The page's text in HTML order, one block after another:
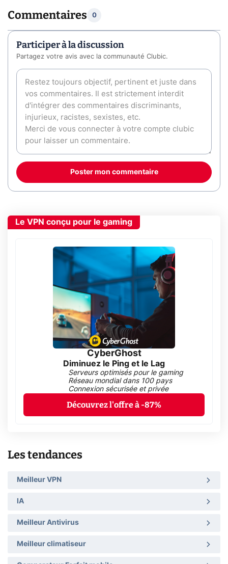
Commentaires 0
Participer à la discussion
Partagez votre avis avec la communauté Clubic.
Poster mon commentaire
Le VPN conçu pour le gaming
CyberGhost
Diminuez le Ping et le Lag
Serveurs optimisés pour le gaming
Réseau mondial dans 100 pays
Connexion sécurisée et privée
Découvrez l'offre à -87%
Les tendances
Meilleur VPN
IA
Meilleur Antivirus
Meilleur climatiseur